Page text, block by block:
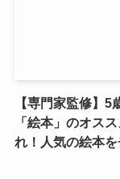
【専門家監修】5
「絵本」のオス
れ！人気の絵本を